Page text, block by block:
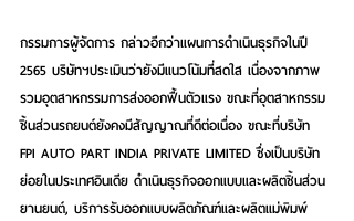
กรรมการผู้จัดการ กล่าวอีกว่าแผนการดำเนินธุรกิจในปี
2565 บริษัทฯประเมินว่ายังมีแนวโน้มที่สดใส เนื่องจากภาพ
รวมอุตสาหกรรมการส่งออกฟื้นตัวแรง ขณะที่อุตสาหกรรม
ชิ้นส่วนรถยนต์ยังคงมีสัญญาณที่ดีต่อเนื่อง ขณะที่บริษัท
FPI AUTO PART INDIA PRIVATE LIMITED ซึ่งเป็นบริษัท
ย่อยในประเทศอินเดีย ดำเนินธุรกิจออกแบบและผลิตชิ้นส่วน
ยานยนต์, บริการรับออกแบบผลิตภัณฑ์และผลิตแม่พิมพ์